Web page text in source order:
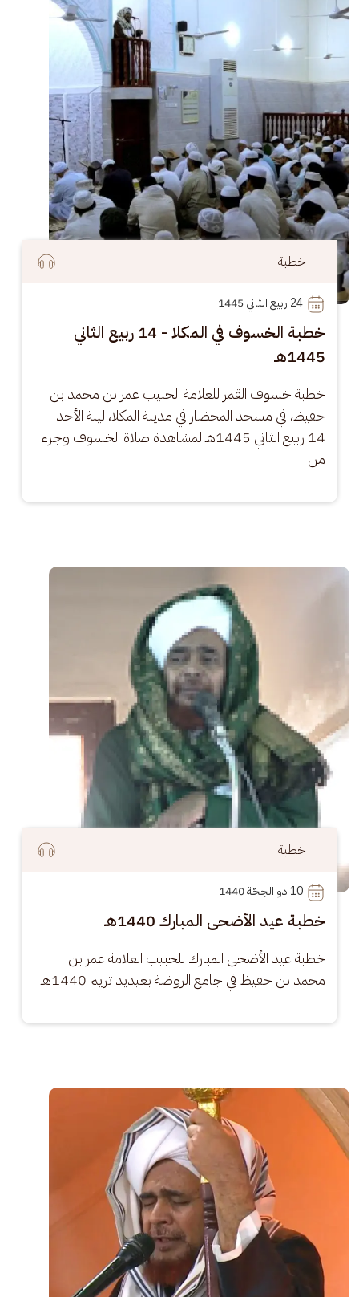
خطبة
24
خطبة الخسوف في المكلا - 14 ربيع الثاني
1445هـ
خطبة خسوف القمر للعلامة الحبيب عمر بن محمد بن
حفيظ، في مسجد المحضار في مدينة المكلا، ليلة الأحد
14 ربيع الثاني 1445هـ لمشاهدة صلاة الخسوف وجزء
من
الصورة
خطبة
10
خطبة عيد الأضحى المبارك 1440هـ
خطبة عيد الأضحى المبارك للحبيب العلامة عمر بن
محمد بن حفيظ في جامع الروضة بعيديد تريم 1440هـ
الصورة